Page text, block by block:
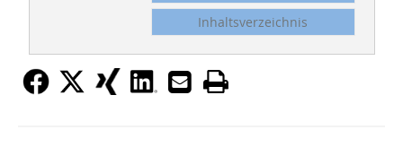
Inhaltsverzeichnis